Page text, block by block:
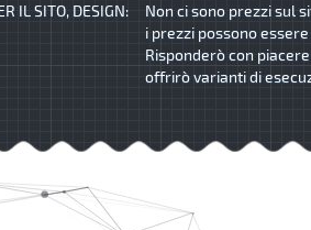
IL SITO, DESIGN:
Non ci sono prezzi sul
i prezzi possono
Risponderò con
offrirò varianti di